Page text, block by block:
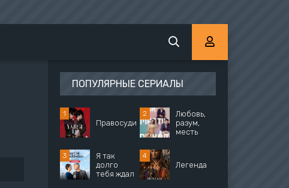
ПОПУЛЯРНЫЕ СЕРИАЛЫ
Правосудие
Любовь,
разум,
месть
Я так
долго
тебя ждал
Легенда